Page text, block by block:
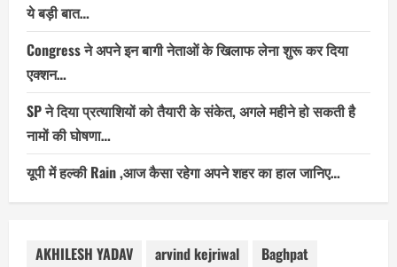
ये बड़ी बात…
Congress ने अपने इन बागी नेताओं के खिलाफ लेना शुरू कर दिया
एक्शन…
SP ने दिया प्रत्याशियों को तैयारी के संकेत, अगले महीने हो सकती है
नामों की घोषणा…
यूपी में हल्की Rain ,आज कैसा रहेगा अपने शहर का हाल जानिए…
AKHILESH YADAV arvind kejriwal
Baghpat